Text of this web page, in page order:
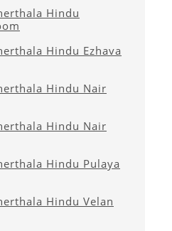
Hindu
Hindu Ezhava
Hindu Nair
Hindu Nair
Hindu Pulaya
Hindu Velan